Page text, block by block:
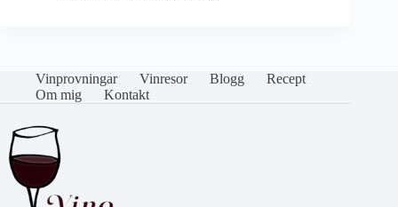
Vinprovningar Vinresor Blogg
Recept
Om mig
Kontakt